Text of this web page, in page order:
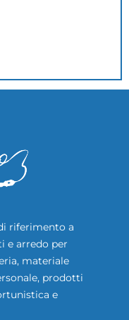
riferimento a
e arredo per
materiale
prodotti
e